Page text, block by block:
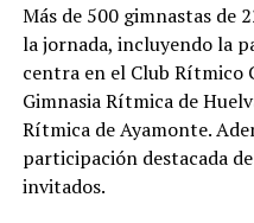
Más de 500 gimnastas de
la jornada, incluyendola
centra en el Club Rítmico
Gimnasia Rítmica de
Rítmica de Ayamonte.
participación destacada
invitados.